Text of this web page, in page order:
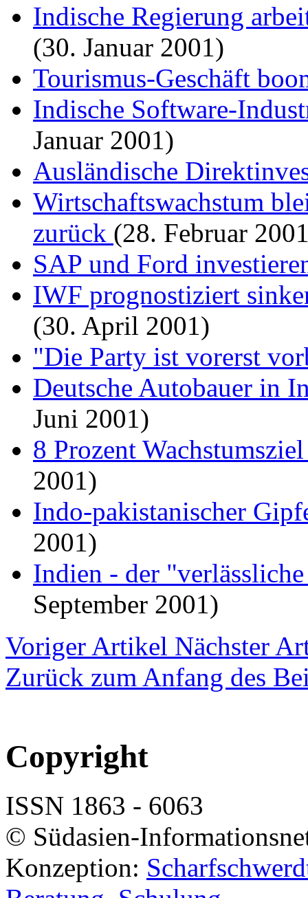
Indische Regierung
(30. Januar 2001)
Tourismus-Geschäft
Indische Software-
Januar 2001)
Ausländische
Wirtschaftswachstum
zurück (28. Februar
SAP und Ford
IWF prognostiziert
(30. April 2001)
"Die Party ist vorerst
Deutsche Autobauer in
Juni 2001)
8 Prozent
2001)
Indo-pakistanischer
2001)
Indien - der
September 2001)
Voriger Artikel Nächster
Zurück zum Anfang des
Copyright
ISSN 1863 - 6063
© Südasien-
Konzeption: